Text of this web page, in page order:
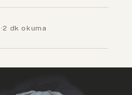
·2 dk okuma